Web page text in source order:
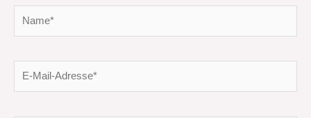
Mail-